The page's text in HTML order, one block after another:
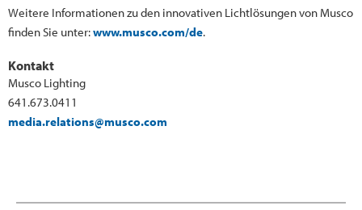
Weitere Informationen zu den innovativen Lichtlösungen von Musco
finden Sie unter:www.musco.com/de.
Kontakt
Musco Lighting
641.673.0411
media.relations@musco.com